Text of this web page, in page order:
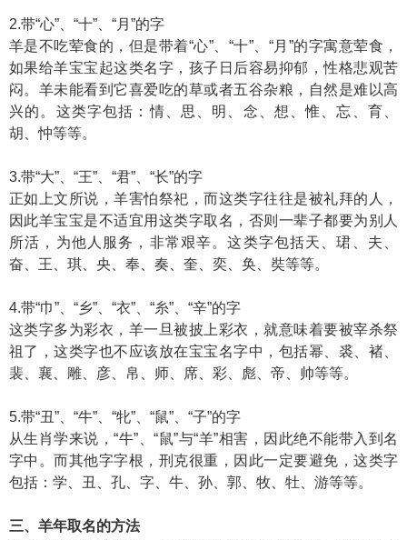
2.带“心”、“十”、“月”的字
羊是不吃荤食的，但是带着“心”、“十”、“月”的字寓意荤食，
如果给羊宝宝起这类名字，孩子日后容易抑郁，性格悲观苦
闷。羊未能看到它喜爱吃的草或者五谷杂粮，自然是难以高
兴的。这类字包括：情、思、明、念、想、惟、忘、育、
胡、忡等等。
3.带“大”、“王”、“君”、“长”的字
正如上文所说，羊害怕祭祀，而这类字往往是被礼拜的人，
因此羊宝宝是不适宜用这类字取名，否则一辈子都要为别人
所活，为他人服务，非常艰辛。这类字包括天、珺、夫、
奋、王、琪、央、奉、奏、奎、奕、奂、奘等等。
4.带“巾”、“乡”、“衣”、“糸”、“辛”的字
这类字多为彩衣，羊一旦被披上彩衣，就意味着要被宰杀祭
祖了，这类字也不应该放在宝宝名字中，包括幂、裘、褚、
裴、襄、雕、彦、帛、师、席、彩、彪、帝、帅等等。
5.带“丑”、“牛”、“牝”、“鼠”、“子”的字
从生肖学来说，“牛”、“鼠”与“羊”相害，因此绝不能带入到名
字中。而其他字字根，刑克很重，因此一定要避免，这类字
包括：学、丑、孔、字、牛、孙、郭、牧、牡、游等等。
三、羊年取名的方法